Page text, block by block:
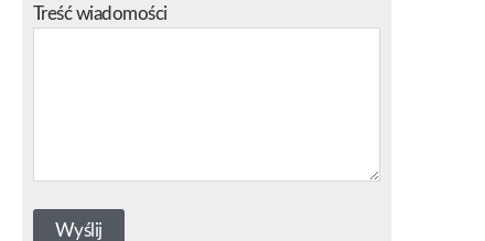
Treść wiadomości